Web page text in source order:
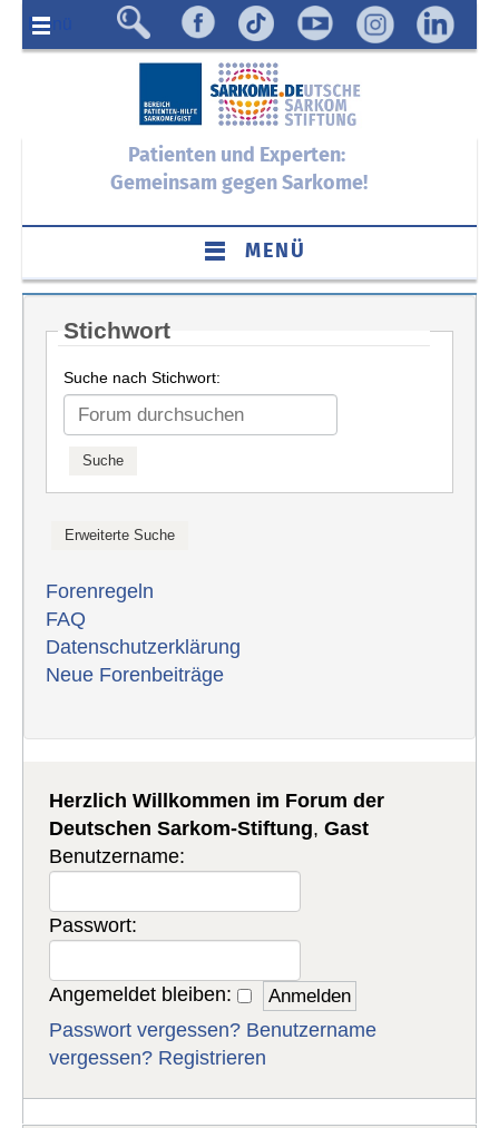
Menü
Patienten und Experten:
Gemeinsam gegen Sarkome!
MENÜ
Stichwort
Suche nach Stichwort:
Forenregeln
FAQ
Datenschutzerklärung
Neue Forenbeiträge
Herzlich Willkommen im Forum der
Deutschen Sarkom-Stiftung,Gast
Benutzername:
Passwort:
Angemeldet bleiben:
Passwort vergessen? Benutzername
vergessen? Registrieren